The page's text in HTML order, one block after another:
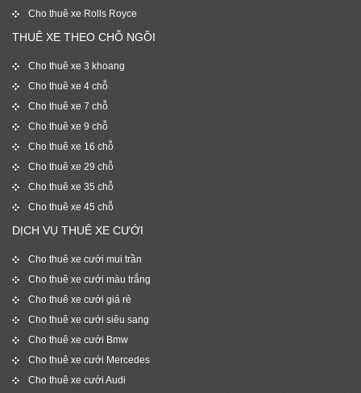
Cho thuê xe Rolls Royce
THUÊ XE THEO CHỖ NGỒI
Cho thuê xe 3 khoang
Cho thuê xe 4 chỗ
Cho thuê xe 7 chỗ
Cho thuê xe 9 chỗ
Cho thuê xe 16 chỗ
Cho thuê xe 29 chỗ
Cho thuê xe 35 chỗ
Cho thuê xe 45 chỗ
DỊCH VỤ THUÊ XE CƯỚI
Cho thuê xe cưới mui trần
Cho thuê xe cưới màu trắng
Cho thuê xe cưới giá rẻ
Cho thuê xe cưới siêu sang
Cho thuê xe cưới Bmw
Cho thuê xe cưới Mercedes
Cho thuê xe cưới Audi